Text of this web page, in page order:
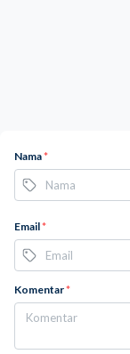
Nama*
Email*
Komentar*